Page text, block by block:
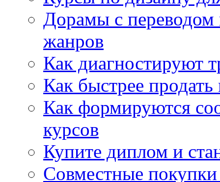
Дорамы с переводом
жанров
Как диагностируют
Как быстрее
Как формируются
курсов
Купите диплом и
Совместные